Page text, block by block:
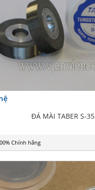
ĐÁ MÀI TABER S-35
Chính hãng